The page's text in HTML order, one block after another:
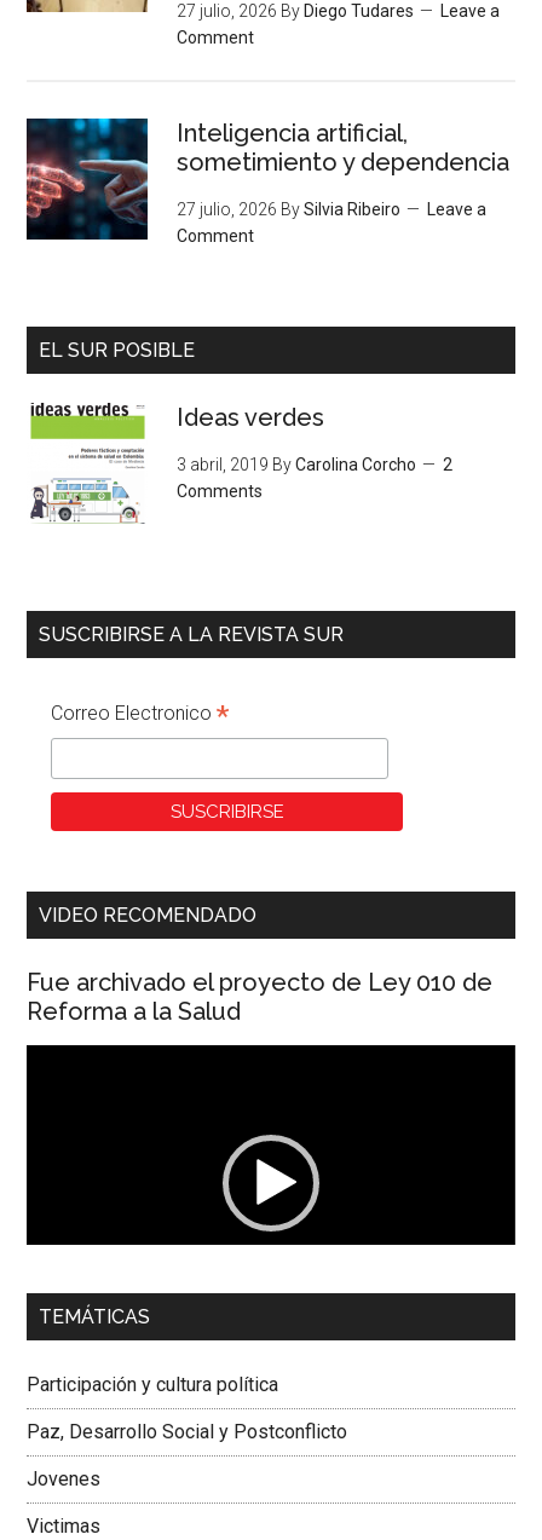
27 julio, 2026 By Diego Tudares
Leave a
Comment
Inteligencia artificial,
sometimiento y dependencia
27 julio, 2026 BySilvia Ribeiro
Leave a
Comment
EL SUR POSIBLE
Ideas verdes
3 abril, 2019 ByCarolina Corcho
2
Comments
SUSCRIBIRSE A LA REVISTA SUR
Correo Electronico*
VIDEO RECOMENDADO
Fue archivado el proyecto de Ley 010 de
Reforma a la Salud
00:00 01:04
Dra. Carolina Corcho Mejía,Presidenta Corporación
Colombiana
TEMÁTICAS
Participación y cultura política
Paz, Desarrollo Social y Postconflicto
Jovenes
Victimas